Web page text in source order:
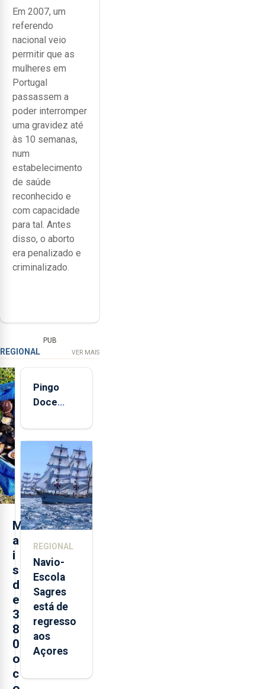
Em 2007, um
referendo
nacional veio
permitir que as
mulheres em
Portugal
passassem a
poder interromper
uma gravidez até
às 10 semanas,
num
estabelecimento
de saúde
reconhecido e
com capacidade
para tal. Antes
disso, o aborto
era penalizado e
criminalizado.
PUB
REGIONAL VER MAIS
M
a
i
s
d
e
3
8
0
o
c
Pingo
Doce
quinta-
feira nova
loja em
São
Sebastião
e cria 30
postos de
REGIONAL
Navio-
Escola
Sagres
está de
regresso
aos
Açores